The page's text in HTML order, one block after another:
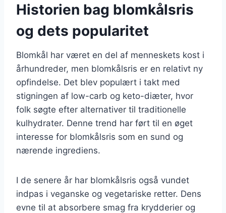
Historien bag blomkålsris
og dets popularitet
Blomkål har været en del af menneskets kost i
århundreder, men blomkålsris er en relativt ny
opfindelse. Det blev populært i takt med
stigningen af low-carb og keto-diæter, hvor
folk søgte efter alternativer til traditionelle
kulhydrater. Denne trend har ført til en øget
interesse for blomkålsris som en sund og
nærende ingrediens.
I de senere år har blomkålsris også vundet
indpas i veganske og vegetariske retter. Dens
evne til at absorbere smag fra krydderier og